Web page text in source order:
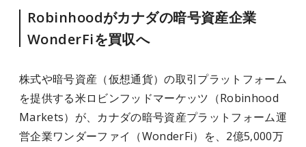
Robinhoodがカナダの暗号資産企業
WonderFiを買収へ
株式や暗号資産（仮想通貨）の取引プラットフォーム
を提供する米ロビンフッドマーケッツ（Robinhood
Markets）が、カナダの暗号資産プラットフォーム運
営企業ワンダーファイ（WonderFi）を、2億5,000万